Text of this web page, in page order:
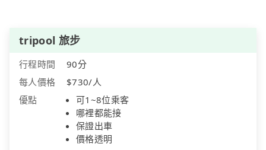
tripool 旅步
行程時間
90分
每人價格
$730/人
優點
可1~8位乘客
哪裡都能接
保證出車
價格透明